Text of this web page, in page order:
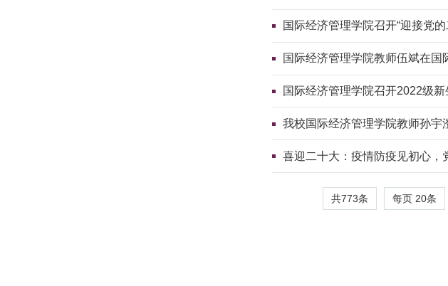
国际经济管理学院召开“迎接党
国际经济管理学院教师伍斌在国
国际经济管理学院召开2022级
我校国际经济管理学院教师孙宇
喜迎二十大：疫情防疫见初心，
共773条 每页 20条